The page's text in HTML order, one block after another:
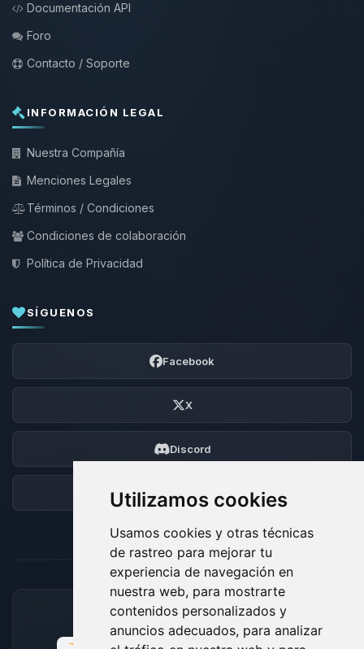
Utilizamos cookies
Usamos cookies y otras técnicas
de rastreo para mejorar tu
experiencia de navegación en
nuestra web, para mostrarte
contenidos personalizados y
anuncios adecuados, para analizar
Documentación API
Foro
Contacto / Soporte
INFORMACIÓN LEGAL
Nuestra Compañía
Menciones Legales
Términos / Condiciones
Condiciones de colaboración
Política de Privacidad
SÍGUENOS
Facebook
X
Discord
Foro
MÉTODOS DE PAGO ACEPTADOS